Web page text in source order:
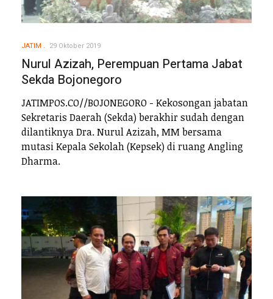
JATIM 29 Oktober 2019
Nurul Azizah, Perempuan Pertama Jabat
Sekda Bojonegoro
JATIMPOS.CO//BOJONEGORO - Kekosongan jabatan
Sekretaris Daerah (Sekda) berakhir sudah dengan
dilantiknya Dra. Nurul Azizah, MM bersama
mutasi Kepala Sekolah (Kepsek) di ruang Angling
Dharma.